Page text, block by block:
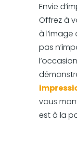
Envie
Offrez à
à
pas
vous
est à la